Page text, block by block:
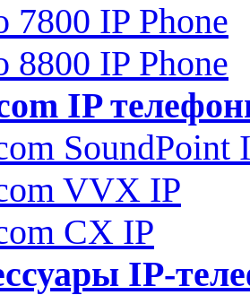
7800 IP Phone
8800 IP Phone
IP
SoundPoint
VVX IP
CX IP
IP-